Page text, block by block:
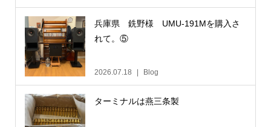
兵庫県 銑野様 UMU-191Mを購入さ
れて。⑤
2026.07.18 Blog
ターミナルは燕三条製